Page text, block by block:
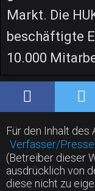
Markt. Die
beschäftigte
10.000
Für den Inhalt
Verfasser/
(Betreiber dieser
ausdrücklich von
diese nicht zu